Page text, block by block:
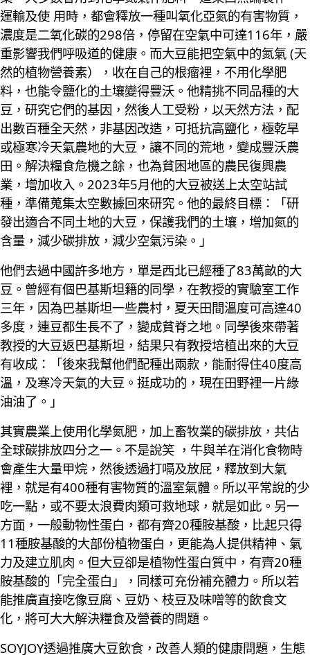
運輸及使 用時，都會釋放一種叫氧化亞氮的有害物質，
濃度是二氧化碳的298倍，停留在空氣中可達116年，嚴
重影響我們呼吸道的健康。而大豆能把空氣中的氮氣 (天
然的植物營養素），收在自己的根瘤裡，不用化學肥
料，也能令鹽化的土壤變得豐沃。他精挑不同品種的大
豆，研究它們的基因，然後人工受粉，以天然方法，配
出數百種全天然，非基因改造，可抵抗高鹽化，極乾旱
或極寒冷天氣農地的大豆，讓不同的荒地，變成豐沃農
田。解決糧食危機之餘，也為貧困地區的農民復興農
業，增加收入。2023年5月他的大豆被送上太空站試
種，準備蒐集太空數據回來研究。他的最終目標：「研
發出適合不同土地的大豆，保護我們的土壤，增加氮的
含量，減少碳排放，減少空氣污染。」
他們去過中國許多地方，單是西北已經種了83萬畝的大
豆。曾經有個巴基斯坦籍的同學，在教授的實驗室工作
三年，因為巴基斯坦一些農村，夏天田間溫度可高達40
多度，連豆都生長不了，變成貧脊之地。同學後來帶著
教授的大豆返巴基斯坦，結果只有教授培植出來的大豆
有收成：「後來我幫他們配種出兩款，能耐得住40度高
溫，及寒冷天氣的大豆。挺成功的，現在田野裡一片綠
油油了。」
其實農業上使用化學氮肥，加上畜牧業的碳排放，共佔
全球碳排放四分之一。不是說笑 ，牛與羊在消化食物時
會產生大量甲烷，然後透過打嗝及放屁，釋放到大氣
裡，就是有400種有害物質的溫室氣體。所以平常說的少
吃一點，或不要太浪費肉類可救地球，就是如此。另一
方面，一般動物性蛋白，都有齊20種胺基酸，比起只得
11種胺基酸的大部份植物蛋白，更能為人提供精神、氣
力及建立肌肉。但大豆卻是植物性蛋白質中，有齊20種
胺基酸的「完全蛋白」，同樣可充份補充體力。所以若
能推廣直接吃像豆腐、豆奶、枝豆及味噌等的飲食文
化，將可大大解決糧食及營養的問題。
SOYJOY透過推廣大豆飲食，改善人類的健康問題，生態